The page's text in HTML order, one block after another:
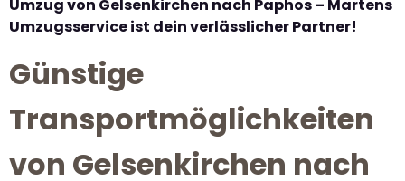
Umzug von Gelsenkirchen nach Paphos – Martens
Umzugsservice ist dein verlässlicher Partner!
Günstige
Transportmöglichkeiten
von Gelsenkirchen nach